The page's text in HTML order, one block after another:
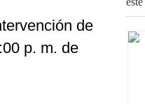
de
p. m. de